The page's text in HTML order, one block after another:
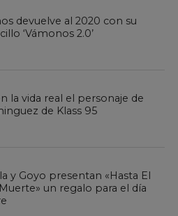
devuelve al 2020 con su
‘Vámonos 2.0’
la vida real el personaje de
de Klass 95
y Goyo presentan «Hasta El
un regalo para el día